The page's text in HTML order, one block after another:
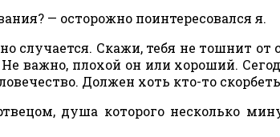
— осторожно поинтересовался я.
случается. Скажи, тебя не тошнит от
важно, плохой он или хороший.
Должен хоть кто-то
душа которого несколько